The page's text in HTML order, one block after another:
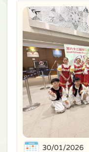
30/01/2026